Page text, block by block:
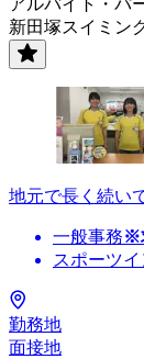
新田塚スイミン
地元で長く続い
一般事務※
スポーツ
勤務地
面接地